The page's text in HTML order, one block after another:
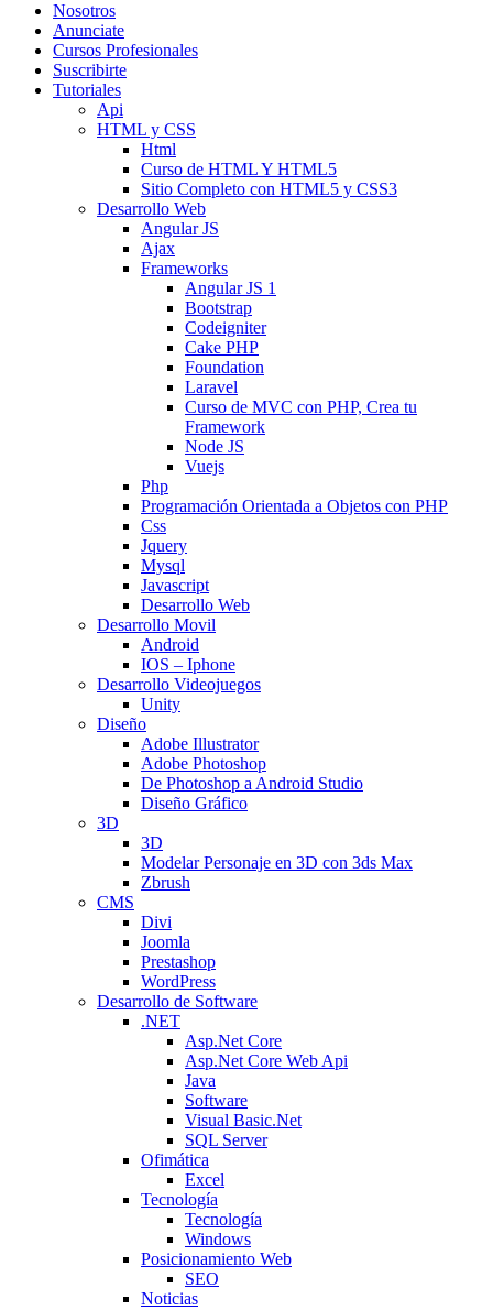
Nosotros
Anunciate
Cursos Profesionales
Suscribirte
Tutoriales
Api
HTML y CSS
Html
Curso de HTML Y HTML5
Sitio Completo con HTML5 y CSS3
Desarrollo Web
Angular JS
Ajax
Frameworks
Angular JS 1
Bootstrap
Codeigniter
Cake PHP
Foundation
Laravel
Curso de MVC con PHP, Crea tu
Framework
Node JS
Vuejs
Php
Programación Orientada a Objetos con PHP
Css
Jquery
Mysql
Javascript
Desarrollo Web
Desarrollo Movil
Android
IOS – Iphone
Desarrollo Videojuegos
Unity
Diseño
Adobe Illustrator
Adobe Photoshop
De Photoshop a Android Studio
Diseño Gráfico
3D
3D
Modelar Personaje en 3D con 3ds Max
Zbrush
CMS
Divi
Joomla
Prestashop
WordPress
Desarrollo de Software
.NET
Asp.Net Core
Asp.Net Core Web Api
Java
Software
Visual Basic.Net
SQL Server
Ofimática
Excel
Tecnología
Tecnología
Windows
Posicionamiento Web
SEO
Noticias